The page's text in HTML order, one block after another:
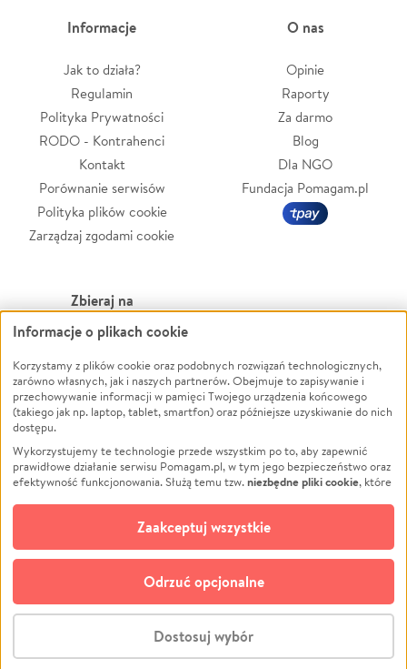
Stwórz zbiórkę - za darmo
Informacje
Jak to działa?
Regulamin
Polityka Prywatności
RODO - Kontrahenci
Kontakt
Porównanie serwisów
Polityka plików cookie
Zarządzaj zgodami cookie
O nas
Opinie
Raporty
Za darmo
Blog
Dla NGO
Fundacja Pomagam.pl
Zbieraj na
Leczenie
Zwierzęta
Pożar
Ukraina
Pomoc Finansowa
Projekty
Pogrzeb
Społeczność lokalna
Kultura
Powódź
Wichura
NGO
Edukacja
Podróż
Impreza
Ochrona środowiska
Biznes
© CROWDING SP. Z O.O.
Informacje o plikach cookie
Korzystamy z plików cookie oraz podobnych rozwiązań technologicznych,
zarówno własnych, jak i naszych partnerów. Obejmuje to zapisywanie i
przechowywanie informacji w pamięci Twojego urządzenia końcowego
(takiego jak np. laptop, tablet, smartfon) oraz późniejsze uzyskiwanie do nich
dostępu.
Wykorzystujemy te technologie przede wszystkim po to, aby zapewnić
prawidłowe działanie serwisu Pomagam.pl, w tym jego bezpieczeństwo oraz
efektywność funkcjonowania. Służą temu tzw.niezbędne pliki cookie, które
opcjonalnych plików cookie
technologii do celów analitycznych i retargetingowych. Możesz wyrazić
zgodę na ich stosowanie lub jej odmówić. W dowolnym momencie masz
możliwość zmiany swoich preferencji na stronie „Zarządzaj zgodami cookie”,
do której link znajdziesz w stopce serwisu Pomagam.pl. Opcjonalne pliki
cookie wykorzystywane są w następujących celach:
działanie serwisu Pomagam.pl. Dzięki nim możemy zrozumieć, jak
użytkownicy korzystają z naszego serwisu – skąd trafiają do serwisu, jak
Dostosuj wybór
Odrzuć opcjonalne
Zaakceptuj wszystkie